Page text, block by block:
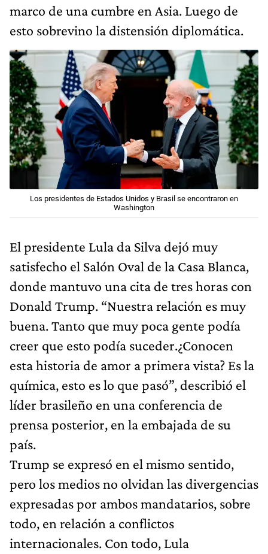
marco de una cumbre en Asia. Luego de
esto sobrevino la distensión diplomática.
Los presidentes de Estados Unidos y Brasil se encontraron en
Washington
El presidente Lula da Silva dejó muy
satisfecho el Salón Oval de la Casa Blanca,
donde mantuvo una cita de tres horas con
Donald Trump. “Nuestra relación es muy
buena. Tanto que muy poca gente podía
creer que esto podía suceder.¿Conocen
esta historia de amor a primera vista? Es la
química, esto es lo que pasó”, describió el
líder brasileño en una conferencia de
prensa posterior, en la embajada de su
país.
Trump se expresó en el mismo sentido,
pero los medios no olvidan las divergencias
expresadas por ambos mandatarios, sobre
todo, en relación a conflictos
internacionales. Con todo, Lula